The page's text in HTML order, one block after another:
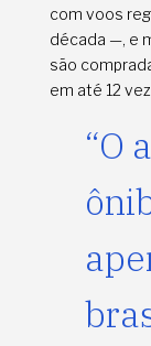
com voos
década —, e
são
em até 12
“O